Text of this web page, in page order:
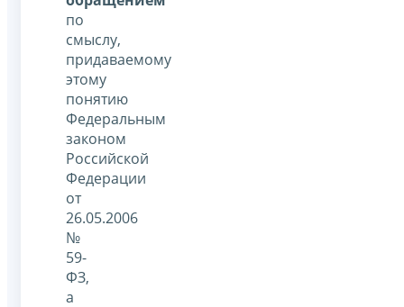
по
смыслу,
придаваемому
этому
понятию
Федеральным
законом
Российской
Федерации
от
26.05.2006
№
59-
ФЗ,
а